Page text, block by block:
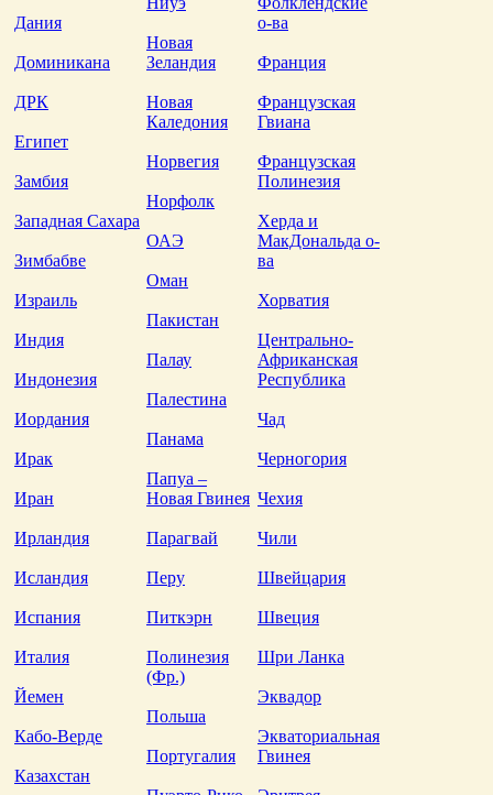
Дания
Доминикана
ДРК
Египет
Замбия
Западная Сахара
Зимбабве
Израиль
Индия
Индонезия
Иордания
Ирак
Иран
Ирландия
Исландия
Испания
Италия
Йемен
Кабо-Верде
Казахстан
Новая
Зеландия
Новая
Каледония
Норвегия
Норфолк
ОАЭ
Оман
Пакистан
Палау
Палестина
Панама
Папуа –
Новая Гвинея
Парагвай
Перу
Питкэрн
Полинезия
(Фр.)
Польша
Португалия
о-ва
Франция
Французская
Гвиана
Французская
Полинезия
Херда и
МакДональда о-
ва
Хорватия
Центрально-
Африканская
Республика
Чад
Черногория
Чехия
Чили
Швейцария
Швеция
Шри Ланка
Эквадор
Экваториальная
Гвинея